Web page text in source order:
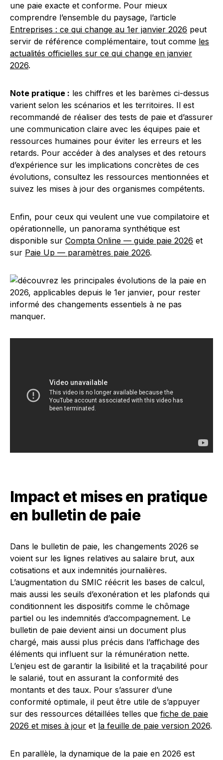
une paie exacte et conforme. Pour mieux
comprendre l’ensemble du paysage, l’article
Entreprises : ce qui change au 1er janvier 2026 peut
servir de référence complémentaire, tout comme les
actualités officielles sur ce qui change en janvier
2026.
Note pratique : les chiffres et les barèmes ci-dessus
varient selon les scénarios et les territoires. Il est
recommandé de réaliser des tests de paie et d’assurer
une communication claire avec les équipes paie et
ressources humaines pour éviter les erreurs et les
retards. Pour accéder à des analyses et des retours
d’expérience sur les implications concrètes de ces
évolutions, consultez les ressources mentionnées et
suivez les mises à jour des organismes compétents.
Enfin, pour ceux qui veulent une vue compilatoire et
opérationnelle, un panorama synthétique est
disponible sur Compta Online — guide paie 2026 et
sur Paie Up — paramètres paie 2026.
Impact et mises en pratique
en bulletin de paie
Dans le bulletin de paie, les changements 2026 se
voient sur les lignes relatives au salaire brut, aux
cotisations et aux indemnités journalières.
L’augmentation du SMIC réécrit les bases de calcul,
mais aussi les seuils d’exonération et les plafonds qui
conditionnent les dispositifs comme le chômage
partiel ou les indemnités d’accompagnement. Le
bulletin de paie devient ainsi un document plus
chargé, mais aussi plus précis dans l’affichage des
éléments qui influent sur la rémunération nette.
L’enjeu est de garantir la lisibilité et la traçabilité pour
le salarié, tout en assurant la conformité des
montants et des taux. Pour s’assurer d’une
conformité optimale, il peut être utile de s’appuyer
sur des ressources détaillées telles que fiche de paie
2026 et mises à jour et la feuille de paie version 2026.
En parallèle, la dynamique de la paie en 2026 est